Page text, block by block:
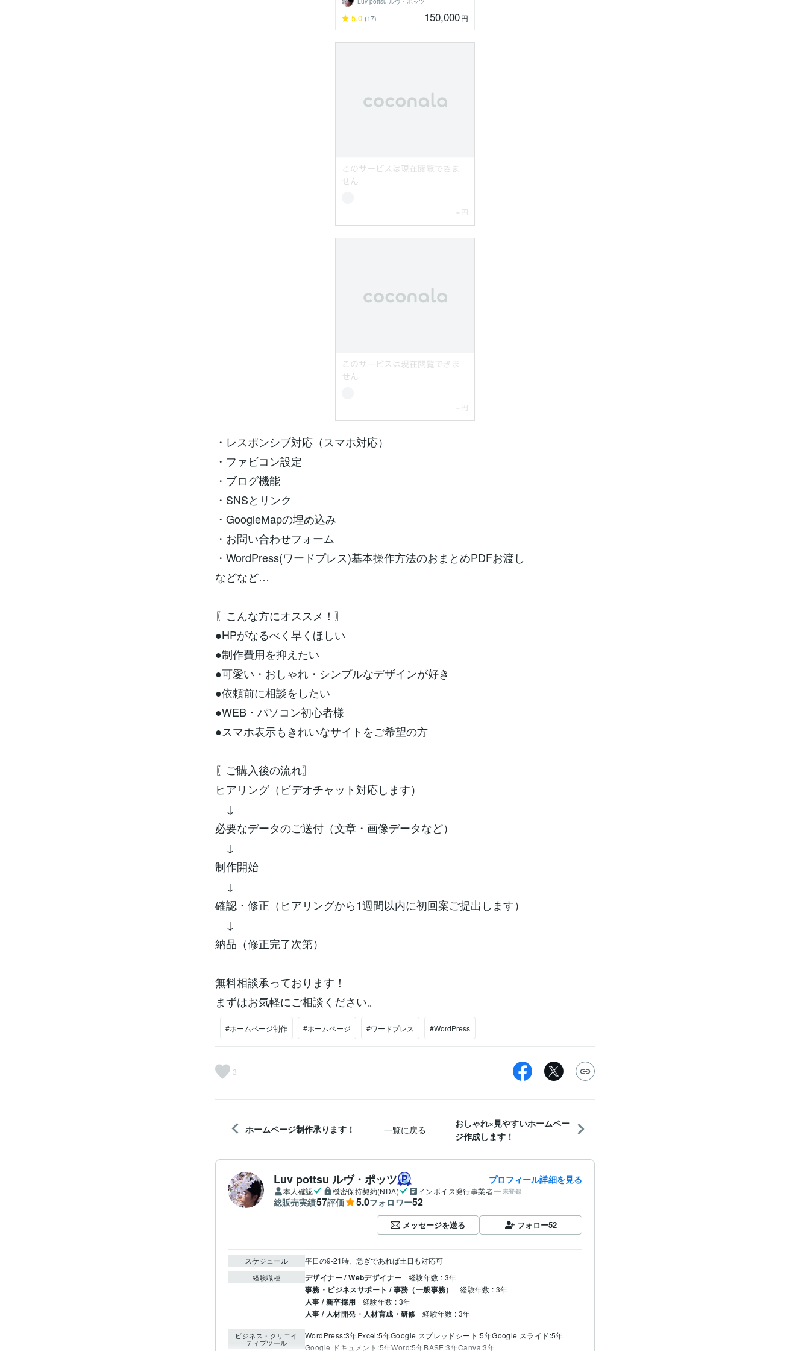
5.0 (17) 150,000円
・レスポンシブ対応（スマホ対応）
・ファビコン設定
・ブログ機能
・SNSとリンク
・GoogleMapの埋め込み
・お問い合わせフォーム
・WordPress(ワードプレス)基本操作方法のおまとめPDFお渡し
などなど…
〖こんな方にオススメ！〗
●HPがなるべく早くほしい
●制作費用を抑えたい
●可愛い・おしゃれ・シンプルなデザインが好き
●依頼前に相談をしたい
●WEB・パソコン初心者様
●スマホ表示もきれいなサイトをご希望の方
〖ご購入後の流れ〗
ヒアリング（ビデオチャット対応します）
↓
必要なデータのご送付（文章・画像データなど）
↓
制作開始
↓
確認・修正（ヒアリングから1週間以内に初回案ご提出します）
↓
納品（修正完了次第）
無料相談承っております！
まずはお気軽にご相談ください。
#ホームページ制作 #ホームページ #ワードプレス #WordPress
3
ホームページ制作承ります！ 一覧に戻る
おしゃれ×見やすいホームペー
ジ作成します！
Luv pottsu ルヴ・ポッツ プロフィール詳細を見る
本人確認 機密保持契約(NDA) インボイス発行事業者 未登録
総販売実績57評価 5.0フォロワー52
メッセージを送る フォロー52
スケジュール 平日の9-21時、急ぎであれば土日も対応可
経験職種 デザイナー / Webデザイナー 経験年数 : 3年
事務・ビジネスサポート / 事務（一般事務） 経験年数 : 3年
人事 / 新卒採用 経験年数 : 3年
人事 / 人材開発・人材育成・研修 経験年数 : 3年
ビジネス・クリエイ
ティブツール
WordPress:3年Excel:5年Google スプレッドシート:5年Google スライド:5年
Google ドキュメント:5年Word:5年BASE:3年Canva:3年